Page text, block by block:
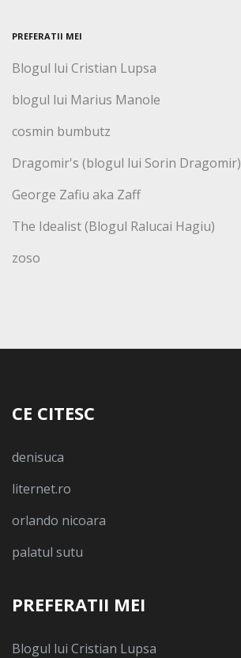
PREFERATII MEI
Blogul lui Cristian Lupsa
blogul lui Marius Manole
cosmin bumbutz
Dragomir's (blogul lui Sorin Dragomir)
George Zafiu aka Zaff
The Idealist (Blogul Ralucai Hagiu)
zoso
CE CITESC
denisuca
liternet.ro
orlando nicoara
palatul sutu
PREFERATII MEI
Blogul lui Cristian Lupsa